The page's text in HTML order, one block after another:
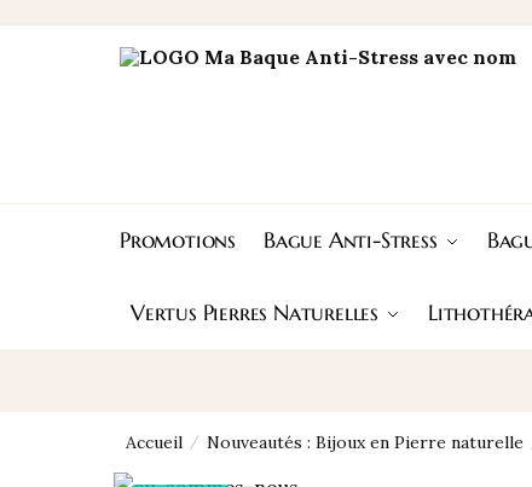
Promotions Bague Anti-Stress
Vertus Pierres Naturelles
Accueil / Nouveautés : Bijoux en Pierre naturelle